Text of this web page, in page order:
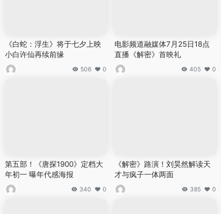
《白蛇：浮生》将于七夕上映
小白许仙再续前缘
506 0
电影频道融媒体7月25日18点
直播《解密》首映礼
405 0
第五部！《唐探1900》定档大
年初一 曝年代感海报
340 0
《解密》路演！刘昊然解读天
才与疯子一体两面
385 0